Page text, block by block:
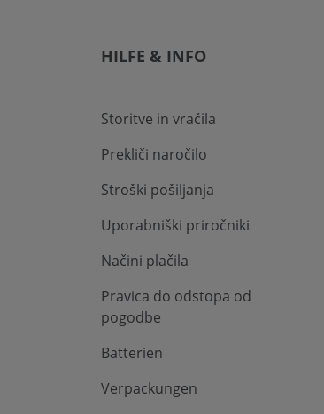
HILFE & INFO
Storitve in vračila
Prekliči naročilo
Stroški pošiljanja
Uporabniški priročniki
Načini plačila
Pravica do odstopa od
pogodbe
Batterien
Verpackungen